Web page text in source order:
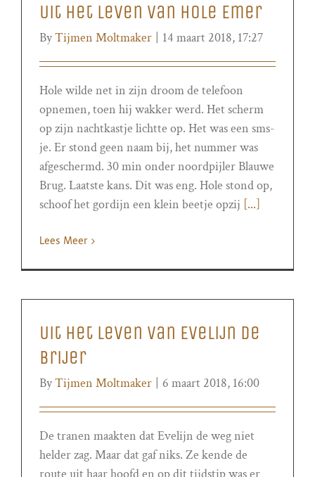
Uit het leven van Hole Emer
ByTijmen Moltmaker 14 maart 2018, 17:27
Hole wilde net in zijn droom de telefoon
opnemen, toen hij wakker werd. Het scherm
op zijn nachtkastje lichtte op. Het was een sms-
je. Er stond geen naam bij, het nummer was
afgeschermd. 30 min onder noordpijler Blauwe
Brug. Laatste kans. Dit was eng. Hole stond op,
schoof het gordijn een klein beetje opzij [...]
Lees Meer
Uit het leven van Evelijn de
Brijer
ByTijmen Moltmaker 6 maart 2018, 16:00
De tranen maakten dat Evelijn de weg niet
helder zag. Maar dat gaf niks. Ze kende de